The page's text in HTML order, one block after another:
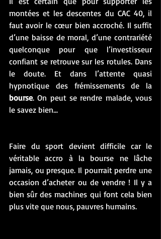
montées et les descentes du CAC 40, il
faut avoir le cœur bien accroché. Il suffit
d’une baisse de moral, d’une contrariété
quelconque pour que l’investisseur
confiant se retrouve sur les rotules. Dans
le doute. Et dans l’attente quasi
bourse. On peut se rendre malade, vous
le savez bien...
Faire du sport devient difficile car le
véritable accro à la bourse ne lâche
jamais, ou presque. Il pourrait perdre une
occasion d’acheter ou de vendre ! Il y a
bien sûr des machines qui font cela bien
plus vite que nous, pauvres humains.